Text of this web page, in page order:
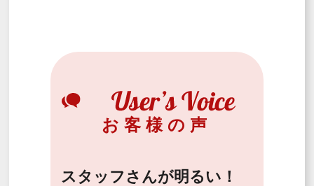
お客様の声
スタッフさんが明るい！